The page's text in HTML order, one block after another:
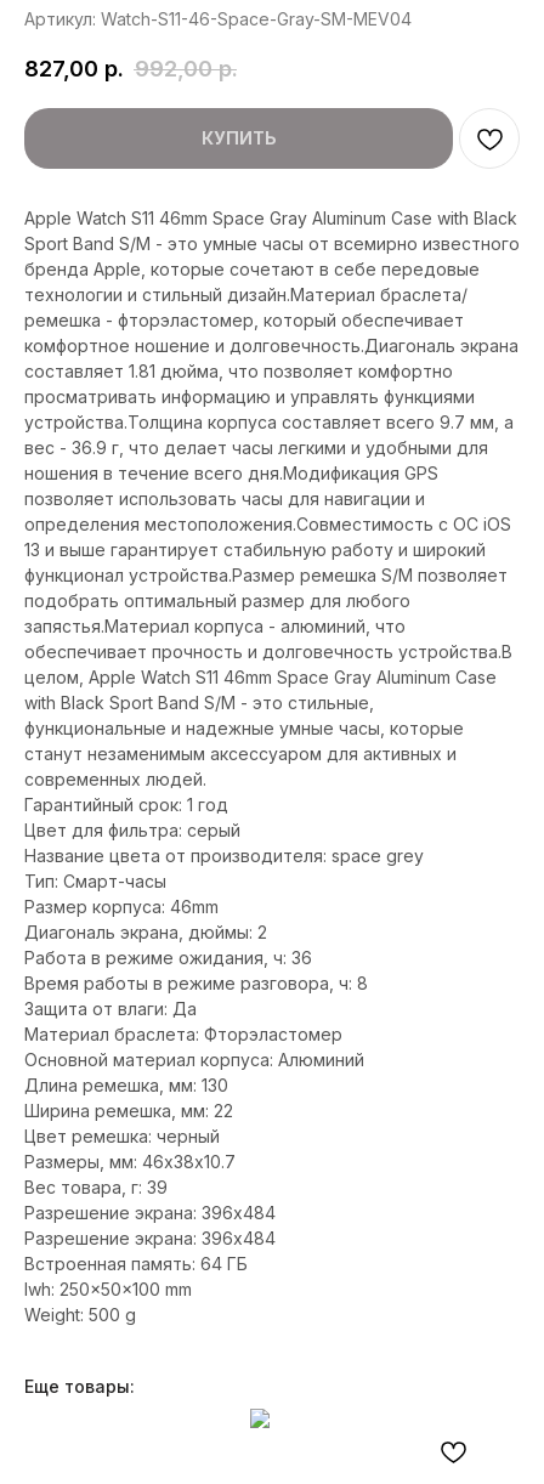
Артикул: Watch-S11-46-Space-Gray-SM-MEV04
827,00 р. 992,00 р.
КУПИТЬ
Apple Watch S11 46mm Space Gray Aluminum Case with Black
Sport Band S/M - это умные часы от всемирно известного
бренда Apple, которые сочетают в себе передовые
технологии и стильный дизайн.Материал браслета/
ремешка - фторэластомер, который обеспечивает
комфортное ношение и долговечность.Диагональ экрана
составляет 1.81 дюйма, что позволяет комфортно
просматривать информацию и управлять функциями
устройства.Толщина корпуса составляет всего 9.7 мм, а
вес - 36.9 г, что делает часы легкими и удобными для
ношения в течение всего дня.Модификация GPS
позволяет использовать часы для навигации и
определения местоположения.Совместимость с ОС iOS
13 и выше гарантирует стабильную работу и широкий
функционал устройства.Размер ремешка S/M позволяет
подобрать оптимальный размер для любого
запястья.Материал корпуса - алюминий, что
обеспечивает прочность и долговечность устройства.В
целом, Apple Watch S11 46mm Space Gray Aluminum Case
with Black Sport Band S/M - это стильные,
функциональные и надежные умные часы, которые
станут незаменимым аксессуаром для активных и
современных людей.
Гарантийный срок: 1 год
Цвет для фильтра: серый
Название цвета от производителя: space grey
Тип: Смарт-часы
Размер корпуса: 46mm
Диагональ экрана, дюймы: 2
Работа в режиме ожидания, ч: 36
Время работы в режиме разговора, ч: 8
Защита от влаги: Да
Материал браслета: Фторэластомер
Основной материал корпуса: Алюминий
Длина ремешка, мм: 130
Ширина ремешка, мм: 22
Цвет ремешка: черный
Размеры, мм: 46х38х10.7
Вес товара, г: 39
Разрешение экрана: 396x484
Разрешение экрана: 396x484
Встроенная память: 64 ГБ
lwh: 250x50x100 mm
Weight: 500 g
Еще товары: